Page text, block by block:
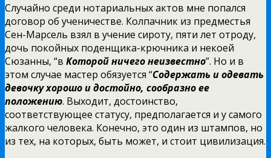
Случайно среди нотариальных актов мне попался
договор об ученичестве. Колпачник из предместья
Сен-Марсель взял в учение сироту, пяти лет отроду,
дочь покойных поденщика-крючника и некоей
Сюзанны, “в Которой ничего неизвестно”. Но и в
этом случае мастер обязуется “Содержать и одевать
девочку хорошо и достойно, сообразно ее
положению. Выходит, достоинство,
соответствующее статусу, предполагается и у самого
жалкого человека. Конечно, это один из штампов, но
из тех, на которых, быть может, и стоит цивилизация.